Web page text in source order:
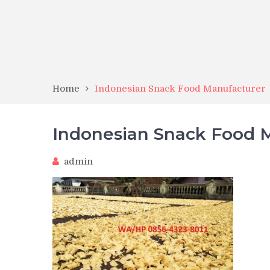
Home Indonesian Snack Food Manufacturer
Indonesian Snack Food
admin